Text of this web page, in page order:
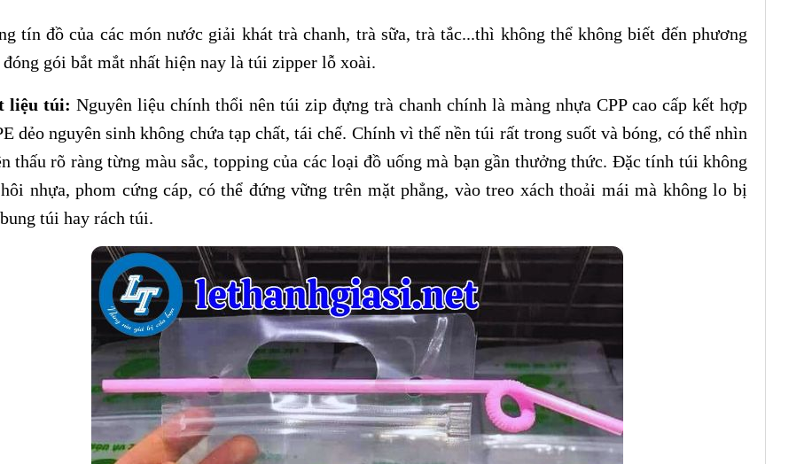
tín đồ của các món nước giải khát trà chanh, trà sữa, trà tắc...thì không thể không biết đến phương
gói bắt mắt nhất hiện nay là túi zipper lỗ xoài.
liệu túi: Nguyên liệu chính thổi nên túi zip đựng trà chanh chính là màng nhựa CPP cao cấp kết hợp
dẻo nguyên sinh không chứa tạp chất, tái chế. Chính vì thế nền túi rất trong suốt và bóng, có thể nhìn
thấu rõ ràng từng màu sắc, topping của các loại đồ uống mà bạn gần thưởng thức. Đặc tính túi không
nhựa, phom cứng cáp, có thể đứng vững trên mặt phẳng, vào treo xách thoải mái mà không lo bị
túi hay rách túi.